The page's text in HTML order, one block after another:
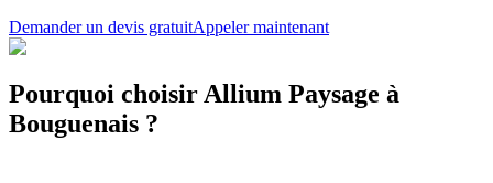
Demander un devis gratuitAppeler maintenant
Pourquoi choisir Allium Paysage à
Bouguenais ?